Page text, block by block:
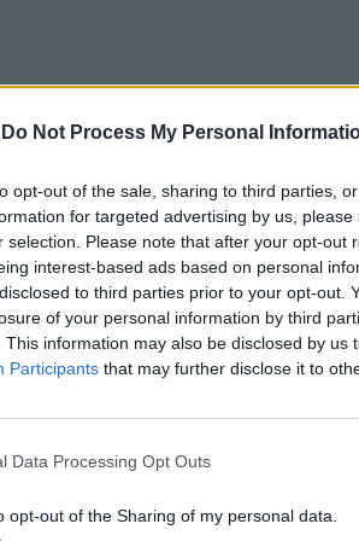
Do Not Process My Personal
opt-out of the sale, sharing to third parties,
for targeted advertising by us,
selection. Please note that after your opt-out
interest-based ads based on personal
to third parties prior to your opt-out.
of your personal information by third
This information may also be disclosed by us
Participants that may further disclose it to
Data Processing Opt Outs
opt-out of the Sharing of my personal data.
2026”
do francês
os dias 18 e 26 de julho, no